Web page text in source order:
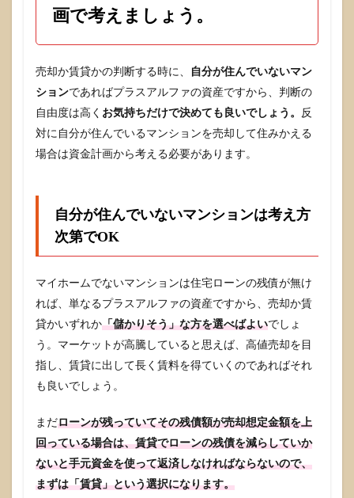
画で考えましょう。
売却か賃貸かの判断する時に、
自分が住んでいないマン
ションであればプラスアルファの資産ですから、判断の
自由度は高く お気持ちだけで決めても良いでしょう。 反
対に自分が住んでいるマンションを売却して住みかえる
場合は資金計画から考える必要があります。
自分が住んでいないマンションは考え方
次第でOK
マイホームでないマンションは住宅ローンの残債が無け
れば、単なるプラスアルファの資産ですから、売却か賃
貸かいずれか「儲かりそう」な方を選べばよいでしょ
う。マーケットが高騰していると思えば、高値売却を目
指し、賃貸に出して長く賃料を得ていくのであればそれ
も良いでしょう。
まだローンが残っていてその残債額が売却想定金額を上
回っている場合は、賃貸でローンの残債を減らしていか
ないと手元資金を使って返済しなければならないので、
まずは「賃貸」という選択になります。